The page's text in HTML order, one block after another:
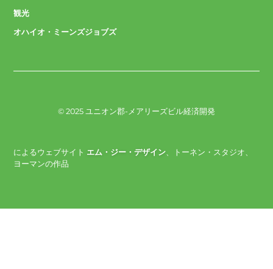
観光
オハイオ・ミーンズジョブズ
© 2025 ユニオン郡-メアリーズビル経済開発
によるウェブサイト エム・ジー・デザイン、トーネン・スタジオ、
ヨーマンの作品